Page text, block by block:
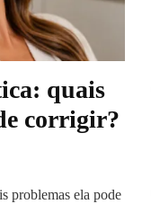
quais
corrigir?
problemas ela pode